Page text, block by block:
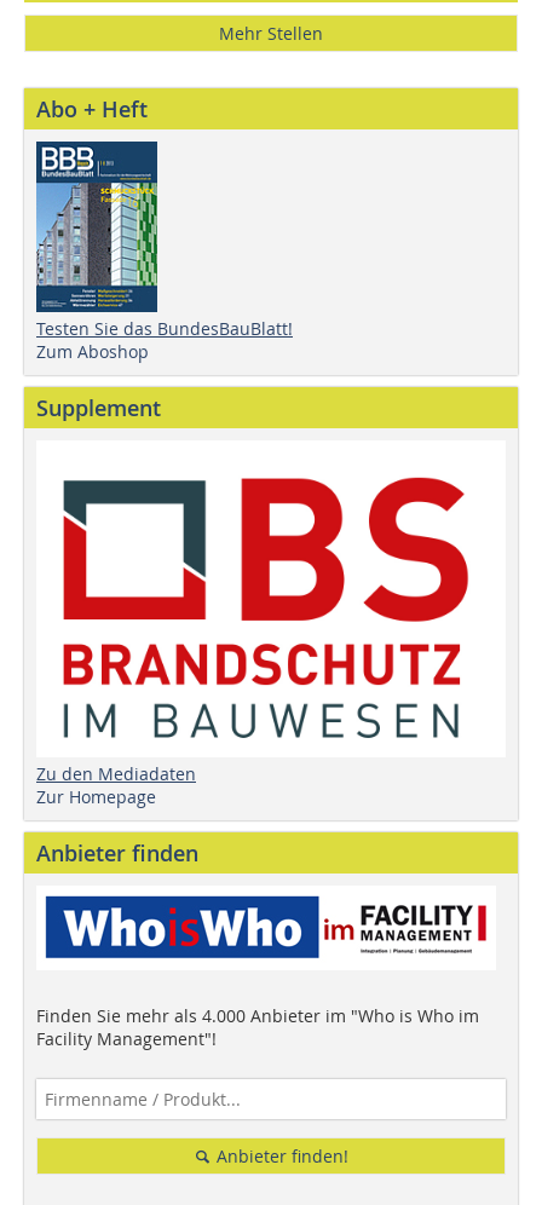
Mehr Stellen
Abo + Heft
Testen Sie das BundesBauBlatt!
Zum Aboshop
Supplement
Zu den Mediadaten
Zur Homepage
Anbieter finden
Finden Sie mehr als 4.000 Anbieter im "Who is Who im
Facility Management"!
Anbieter finden!